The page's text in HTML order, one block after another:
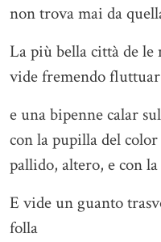
non trova mai da
La più bella città de le
vide fremendo
e una bipenne calar
con la pupilla del
pallido, altero, e con la
E vide un guanto
folla